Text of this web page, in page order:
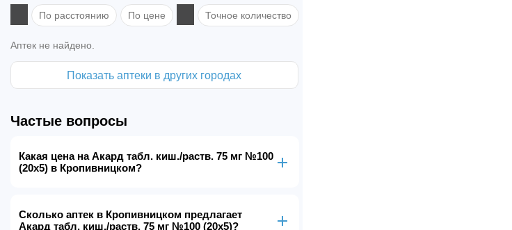
По расстоянию По цене Точное количество
Аптек не найдено.
Показать аптеки в других городах
Частые вопросы
Какая цена на Акард табл. киш./раств. 75 мг №100
(20х5) в Кропивницком?
Сколько аптек в Кропивницком предлагает
Акард табл. киш./раств. 75 мг №100 (20х5)?